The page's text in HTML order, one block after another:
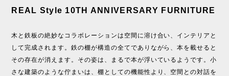
REAL Style 10TH ANNIVERSARY FURNITURE
木と鉄板の絶妙なコラボレーションは空間に溶け合い、インテリアと
して完成されます。鉄の棚が構造の全てでありながら、本を載せると
その存在が消えます。その姿は、まるで本が浮いているようです。小
さな建築のような佇まいは、棚としての機能性より、空間との対話を